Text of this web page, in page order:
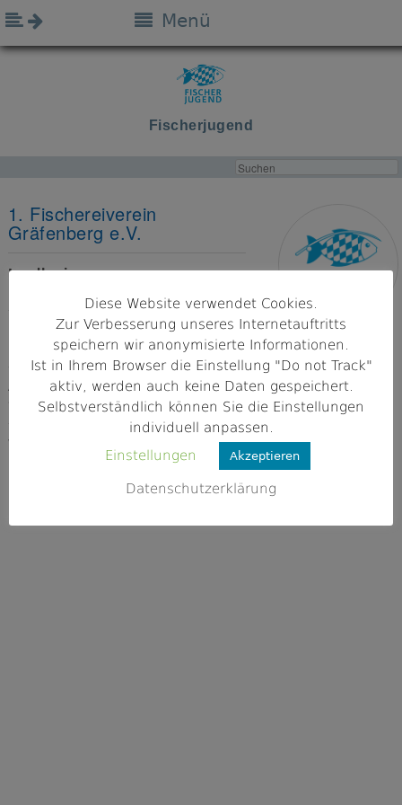
Fischerjugend
Menü
1. Fischereiverein
Gräfenberg e.V.
Landkreis
Mittelfranken
Adresse
91322 Gräfenberg
Webseite
https://www.fischereiverein-graefenbe
Diese Website verwendet Cookies.
Zur Verbesserung unseres Internetauftritts
speichern wir anonymisierte Informationen.
Ist in Ihrem Browser die Einstellung "Do not Track"
aktiv, werden auch keine Daten gespeichert.
Selbstverständlich können Sie die Einstellungen
individuell anpassen.
Einstellungen
Akzeptieren
Datenschutzerklärung